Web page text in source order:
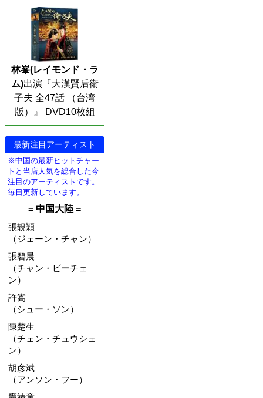
林峯(レイモンド・ラ
ム)出演『大漢賢后衛
子夫 全47話 （台湾
版）』 DVD10枚組
最新注目アーティスト
※中国の最新ヒットチャー
トと当店人気を総合した今
注目のアーティストです。
毎日更新しています。
= 中国大陸 =
張靚穎
（ジェーン・チャン）
張碧晨
（チャン・ビーチェ
ン）
許嵩
（シュー・ソン）
陳楚生
（チェン・チュウシェ
ン）
胡彦斌
（アンソン・フー）